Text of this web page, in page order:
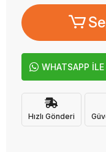
WHATSAPP İLE
Hızlı Gönderi